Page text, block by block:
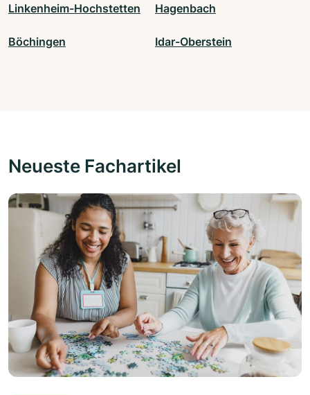
Linkenheim-Hochstetten Hagenbach
Böchingen Idar-Oberstein
Neueste Fachartikel